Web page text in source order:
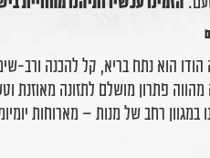
הודו הוא נתח בריא, קל להכנה ורב-
מהווה פתרון מושלם לתזונה מאוזנת
במגוון רחב של מנות – מארוחות